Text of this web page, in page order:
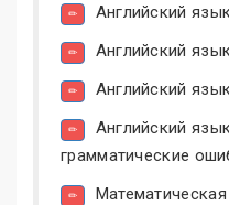
Английский
Английский
Английский
Английский
грамматические
Математическая